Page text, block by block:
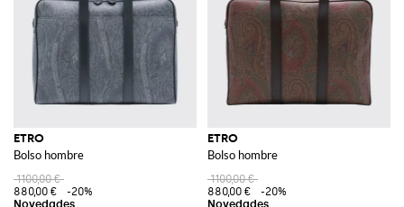
ETRO
Bolso hombre
1100,00 €
880,00 €
-20%
ETRO
Bolso hombre
1100,00 €
880,00 €
-20%